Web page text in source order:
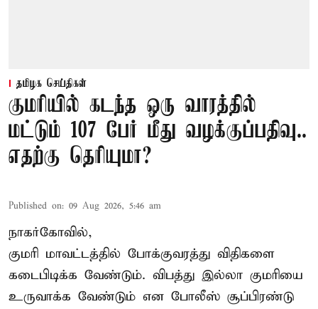
தமிழக செய்திகள்
குமரியில் கடந்த ஒரு வாரத்தில்
மட்டும் 107 பேர் மீது வழக்குப்பதிவு..
எதற்கு தெரியுமா?
Published on: 09 Aug 2026, 5:46 am
நாகர்கோவில்,
குமரி மாவட்டத்தில் போக்குவரத்து விதிகளை
கடைபிடிக்க வேண்டும். விபத்து இல்லா குமரியை
உருவாக்க வேண்டும் என போலீஸ் சூப்பிரண்டு